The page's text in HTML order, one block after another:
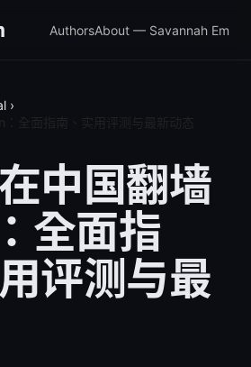
AuthorsAbout — Savannah Em
›
中国翻墙
全面指
评测与最